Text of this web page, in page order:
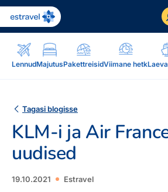
LennudMajutusPakettreisidViimane hetk
ET RU EN
Inspiratsioon & blogi
Blogi, sihtkohad, podcastid, ajakiri,
Blogi
Reisidele lisaks
Järelmaks, Estraveli kinkekaart, Airalo
Tagasi blogisse
KLM-i ja Air
uudised
19.10.2021 Estravel